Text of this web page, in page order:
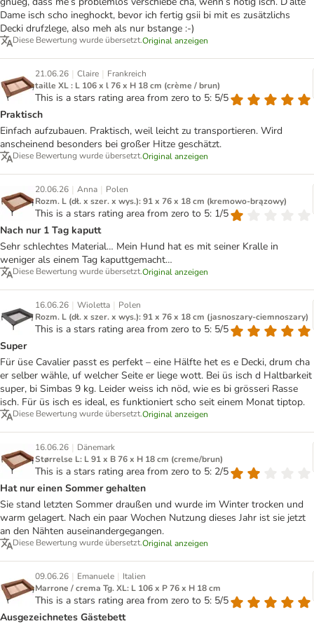
Dame isch scho ineghockt, bevor ich fertig gsii bi mit es zusätzlichs
Decki drufzlege, also meh als nur bstange :-)
Diese Bewertung wurde übersetzt.Original anzeigen
21.06.26 | Claire | Frankreich
taille XL : L 106 x l 76 x H 18 cm (crème / brun)
This is a stars rating area from zero to 5: 5/5
Praktisch
Einfach aufzubauen. Praktisch, weil leicht zu transportieren. Wird
anscheinend besonders bei großer Hitze geschätzt.
Diese Bewertung wurde übersetzt.Original anzeigen
20.06.26 | Anna | Polen
Rozm. L (dł. x szer. x wys.): 91 x 76 x 18 cm (kremowo-brązowy)
This is a stars rating area from zero to 5: 1/5
Nach nur 1 Tag kaputt
Sehr schlechtes Material… Mein Hund hat es mit seiner Kralle in
weniger als einem Tag kaputtgemacht…
Diese Bewertung wurde übersetzt.Original anzeigen
16.06.26 | Wioletta | Polen
Rozm. L (dł. x szer. x wys.): 91 x 76 x 18 cm (jasnoszary-ciemnoszary)
This is a stars rating area from zero to 5: 5/5
Super
Für üse Cavalier passt es perfekt – eine Hälfte het es e Decki, drum cha
er selber wähle, uf welcher Seite er liege wott. Bei üs isch d Haltbarkeit
super, bi Simbas 9 kg. Leider weiss ich nöd, wie es bi grösseri Rasse
isch. Für üs isch es ideal, es funktioniert scho seit einem Monat tiptop.
Diese Bewertung wurde übersetzt.Original anzeigen
16.06.26 | Dänemark
Størrelse L: L 91 x B 76 x H 18 cm (creme/brun)
This is a stars rating area from zero to 5: 2/5
Hat nur einen Sommer gehalten
Sie stand letzten Sommer draußen und wurde im Winter trocken und
warm gelagert. Nach ein paar Wochen Nutzung dieses Jahr ist sie jetzt
an den Nähten auseinandergegangen.
Diese Bewertung wurde übersetzt.Original anzeigen
09.06.26 | Emanuele | Italien
Marrone / crema Tg. XL: L 106 x P 76 x H 18 cm
This is a stars rating area from zero to 5: 5/5
Ausgezeichnetes Gästebett